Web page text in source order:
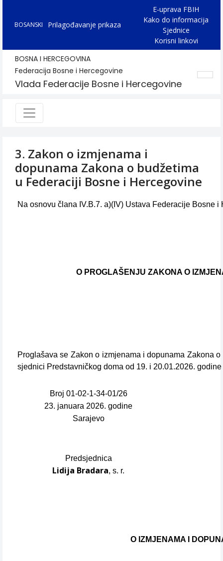
BOSANSKI Prilagođavanje prikaza
E-uprava FBIH
Kako do informacija
Sjednice
Korisni linkovi
BOSNA I HERCEGOVINA
Federacija Bosne i Hercegovine
Vlada Federacije Bosne i Hercegovine
3. Zakon o izmjenama i
dopunama Zakona o budžetima
u Federaciji Bosne i Hercegovine
Na osnovu člana IV.B.7. a)(IV) Ustava Federacije Bosne i
O PROGLAŠENJU ZAKONA O
Proglašava se Zakon o izmjenama i dopunama Zakona
sjednici Predstavničkog doma od 19. i 20.01.2026.
Broj 01-02-1-34-01/26
23. januara 2026. godine
Sarajevo
Predsjednica
Lidija Bradara, s. r.
O IZMJENAMA I